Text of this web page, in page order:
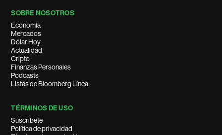
SOBRE NOSOTROS
Economía
Mercados
Dólar Hoy
Actualidad
Cripto
Finanzas Personales
Podcasts
Listas de Bloomberg Línea
TÉRMINOS DE USO
Suscríbete
Política de privacidad